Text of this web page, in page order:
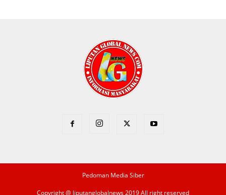
Pedoman Media Siber
Copyright @ liputanglobalnews 2019 All right reserved